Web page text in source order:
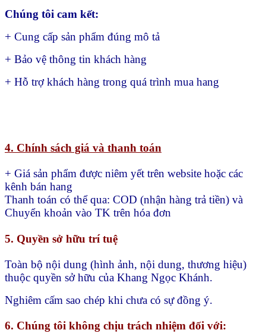
Chúng tôi cam kết:
+ Cung cấp sản phẩm đúng mô tả
+ Bảo vệ thông tin khách hàng
+ Hỗ trợ khách hàng trong quá trình mua hang
4. Chính sách giá và thanh toán
+ Giá sản phẩm được niêm yết trên website hoặc các
kênh bán hang
Thanh toán có thể qua: COD (nhận hàng trả tiền) và
Chuyển khoản vào TK trên hóa đơn
5. Quyền sở hữu trí tuệ
Toàn bộ nội dung (hình ảnh, nội dung, thương hiệu)
thuộc quyền sở hữu của Khang Ngọc Khánh.
Nghiêm cấm sao chép khi chưa có sự đồng ý.
6. Chúng tôi không chịu trách nhiệm đối với: